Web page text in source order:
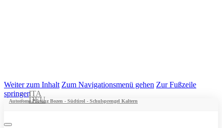
Weiter zum Inhalt Zum Navigationsmenü gehen Zur Fußzeile
springen
Autonome Provinz Bozen - Südtirol - Schulsprengel Kaltern
ITA
DEU